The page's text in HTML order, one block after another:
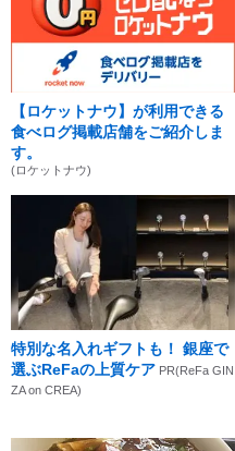
【ロケットナウ】が利用できる
食べログ掲載店舗をご紹介しま
す。
(ロケットナウ)
特別な名入れギフトも！ 銀座で
選ぶReFaの上質ケア PR(ReFa GIN
ZA on CREA)